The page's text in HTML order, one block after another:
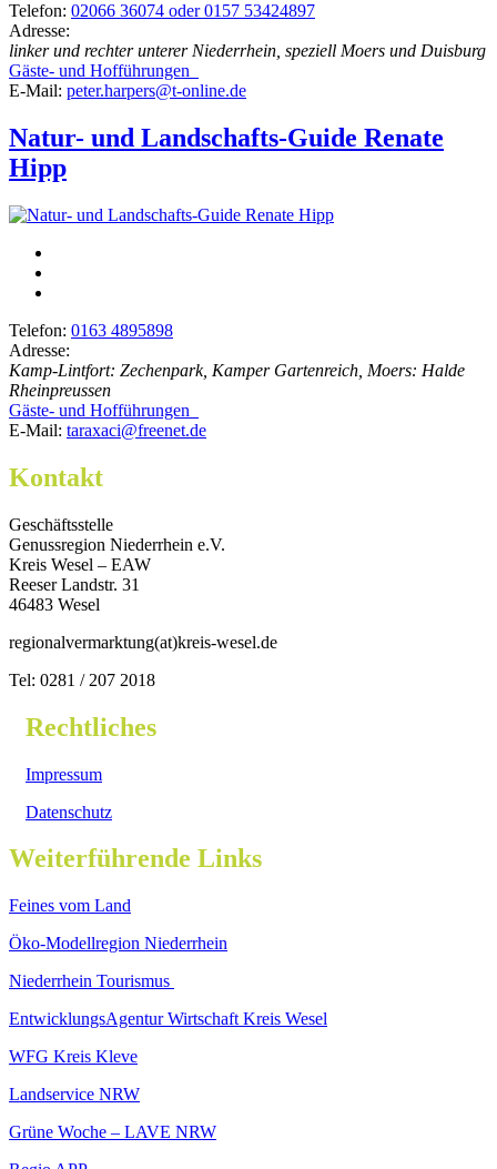
Telefon: 02066 36074 oder 0157 53424897
Adresse:
linker und rechter unterer Niederrhein, speziell Moers und Duisburg
Gäste- und Hofführungen
E-Mail: peter.harpers@t-online.de
Natur- und Landschafts-Guide Renate
Hipp
Telefon: 0163 4895898
Adresse:
Kamp-Lintfort: Zechenpark, Kamper Gartenreich, Moers: Halde
Rheinpreussen
Gäste- und Hofführungen
E-Mail: taraxaci@freenet.de
Kontakt
Geschäftsstelle
Genussregion Niederrhein e.V.
Kreis Wesel – EAW
Reeser Landstr. 31
46483 Wesel
regionalvermarktung(at)kreis-wesel.de
Tel: 0281 / 207 2018
Rechtliches
Impressum
Datenschutz
Weiterführende Links
Feines vom Land
Öko-Modellregion Niederrhein
Niederrhein Tourismus
EntwicklungsAgentur Wirtschaft Kreis Wesel
WFG Kreis Kleve
Landservice NRW
Grüne Woche – LAVE NRW